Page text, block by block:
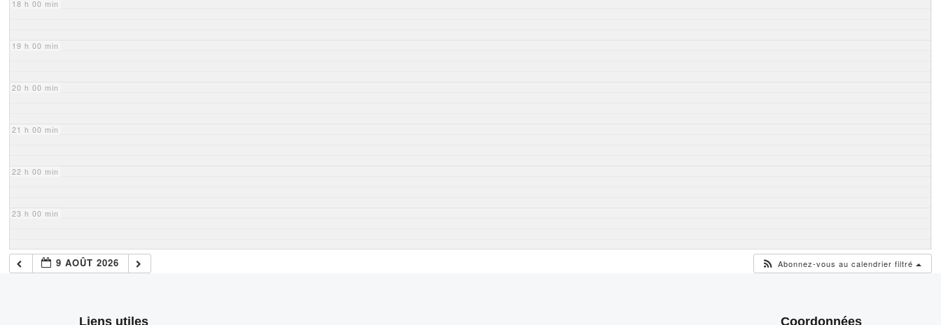
18 h 00 min
19 h 00 min
20 h 00 min
21 h 00 min
22 h 00 min
23 h 00 min
9 AOÛT 2026 Abonnez-vous au calendrier filtré
Liens utiles Coordonnées